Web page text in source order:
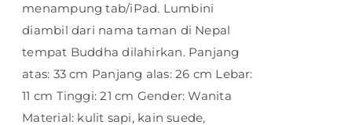
menampung tab/iPad. Lumbini
diambil dari nama taman di Nepal
tempat Buddha dilahirkan. Panjang
atas: 33 cm Panjang alas: 26 cm Lebar:
11 cm Tinggi: 21 cm Gender: Wanita
Material: kulit sapi, kain suede,